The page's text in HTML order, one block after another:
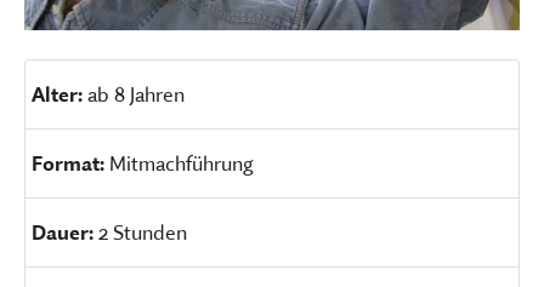
Alter:ab 8 Jahren
Format: Mitmachführung
Dauer: 2 Stunden